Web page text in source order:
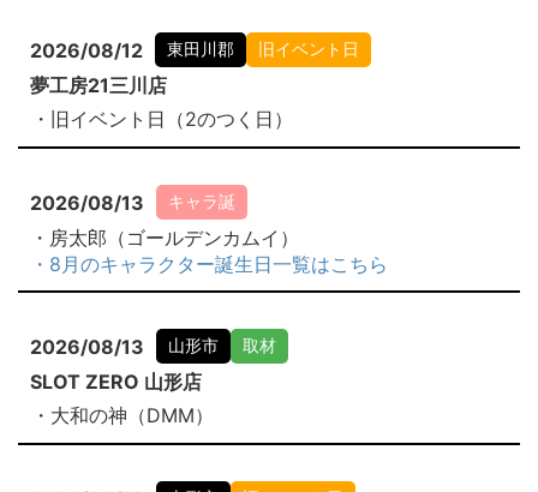
2026/08/12 東田川郡 旧イベント日
夢工房21三川店
・旧イベント日（2のつく日）
2026/08/13 キャラ誕
・房太郎（ゴールデンカムイ）
・8月のキャラクター誕生日一覧はこちら
2026/08/13 山形市 取材
SLOT ZERO 山形店
・大和の神（DMM）